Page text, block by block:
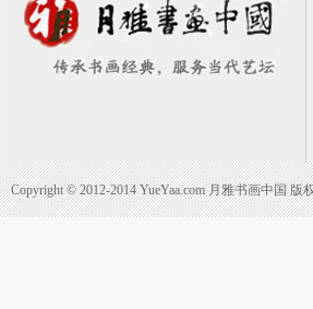
Copyright © 2012-2014 YueYaa.com 月雅书画中国 版